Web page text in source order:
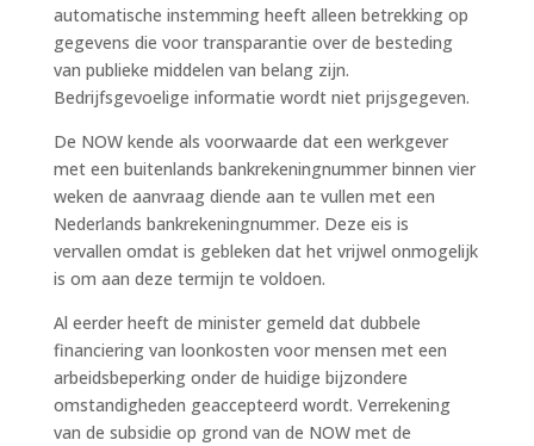
automatische instemming heeft alleen betrekking op
gegevens die voor transparantie over de besteding
van publieke middelen van belang zijn.
Bedrijfsgevoelige informatie wordt niet prijsgegeven.
De NOW kende als voorwaarde dat een werkgever
met een buitenlands bankrekeningnummer binnen vier
weken de aanvraag diende aan te vullen met een
Nederlands bankrekeningnummer. Deze eis is
vervallen omdat is gebleken dat het vrijwel onmogelijk
is om aan deze termijn te voldoen.
Al eerder heeft de minister gemeld dat dubbele
financiering van loonkosten voor mensen met een
arbeidsbeperking onder de huidige bijzondere
omstandigheden geaccepteerd wordt. Verrekening
van de subsidie op grond van de NOW met de